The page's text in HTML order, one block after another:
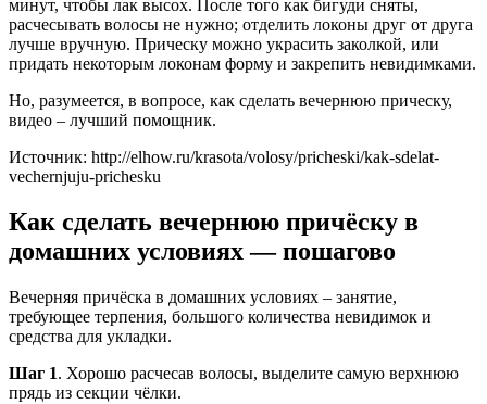
минут, чтобы лак высох. После того как бигуди сняты,
расчесывать волосы не нужно; отделить локоны друг от друга
лучше вручную. Прическу можно украсить заколкой, или
придать некоторым локонам форму и закрепить невидимками.
Но, разумеется, в вопросе, как сделать вечернюю прическу,
видео – лучший помощник.
Источник: http://elhow.ru/krasota/volosy/pricheski/kak-sdelat-
vechernjuju-prichesku
Как сделать вечернюю причёску в
домашних условиях — пошагово
Вечерняя причёска в домашних условиях – занятие,
требующее терпения, большого количества невидимок и
средства для укладки.
Шаг 1. Хорошо расчесав волосы, выделите самую верхнюю
прядь из секции чёлки.